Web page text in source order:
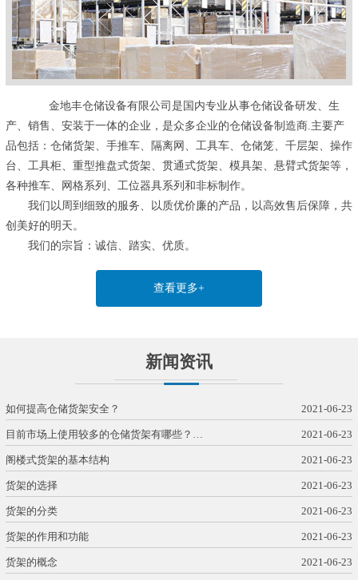
金地丰仓储设备有限公司是国内专业从事仓储设备研发、生
产、销售、安装于一体的企业，是众多企业的仓储设备制造商.主要产
品包括：仓储货架、手推车、隔离网、工具车、仓储笼、千层架、操作
台、工具柜、重型推盘式货架、贯通式货架、模具架、悬臂式货架等，
各种推车、网格系列、工位器具系列和非标制作。
我们以周到细致的服务、以质优价廉的产品，以高效售后保障，共
创美好的明天。
我们的宗旨：诚信、踏实、优质。
查看更多+
新闻资讯
如何提高仓储货架安全？ 2021-06-23
目前市场上使用较多的仓储货架有哪些？… 2021-06-23
阁楼式货架的基本结构 2021-06-23
货架的选择 2021-06-23
货架的分类 2021-06-23
货架的作用和功能 2021-06-23
货架的概念 2021-06-23